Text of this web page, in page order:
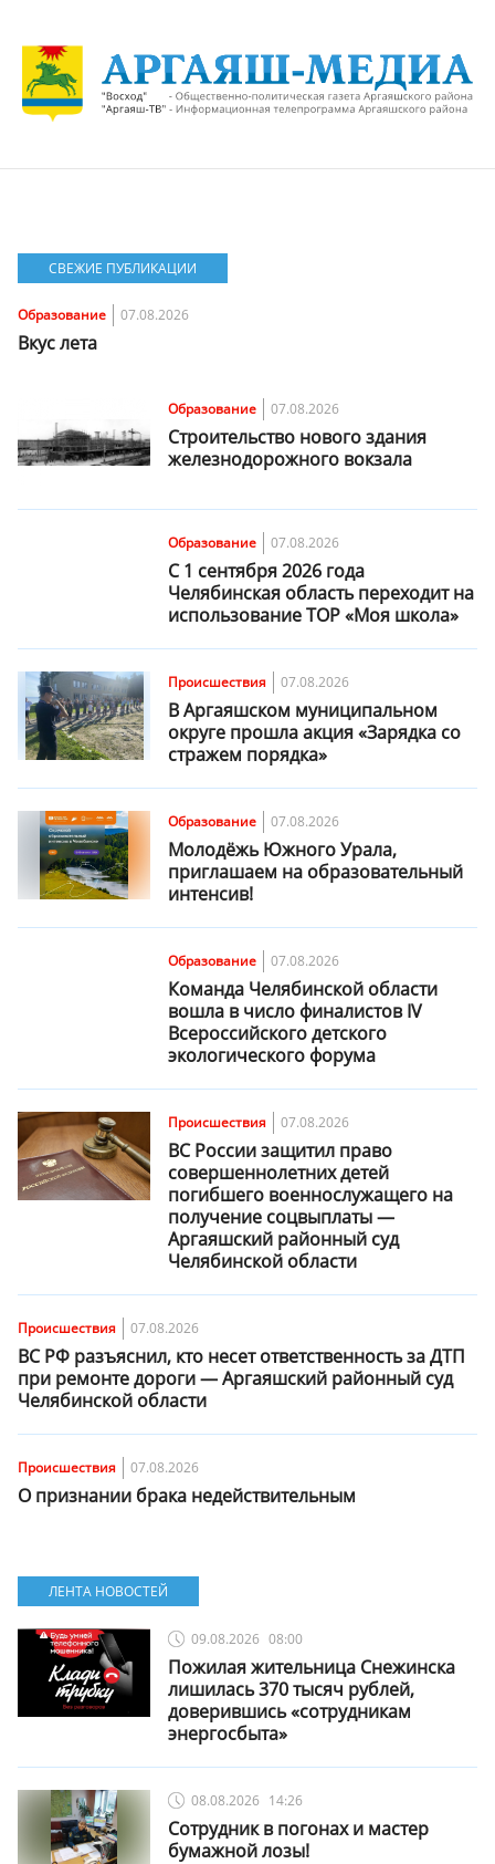
СВЕЖИЕ ПУБЛИКАЦИИ
Образование 07.08.2026
Вкус лета
Образование 07.08.2026
Строительство нового здания
железнодорожного вокзала
Образование 07.08.2026
С 1 сентября 2026 года
Челябинская область переходит на
использование ТОР «Моя школа»
Происшествия 07.08.2026
В Аргаяшском муниципальном
округе прошла акция «Зарядка со
стражем порядка»
Образование 07.08.2026
Молодёжь Южного Урала,
приглашаем на образовательный
интенсив!
Образование 07.08.2026
Команда Челябинской области
вошла в число финалистов IV
Всероссийского детского
экологического форума
Происшествия 07.08.2026
ВС России защитил право
совершеннолетних детей
погибшего военнослужащего на
получение соцвыплаты —
Аргаяшский районный суд
Челябинской области
Происшествия 07.08.2026
ВС РФ разъяснил, кто несет ответственность за ДТП
при ремонте дороги — Аргаяшский районный суд
Челябинской области
Происшествия 07.08.2026
О признании брака недействительным
ЛЕНТА НОВОСТЕЙ
09.08.2026 08:00
Пожилая жительница Снежинска
лишилась 370 тысяч рублей,
доверившись «сотрудникам
энергосбыта»
08.08.2026 14:26
Сотрудник в погонах и мастер
бумажной лозы!